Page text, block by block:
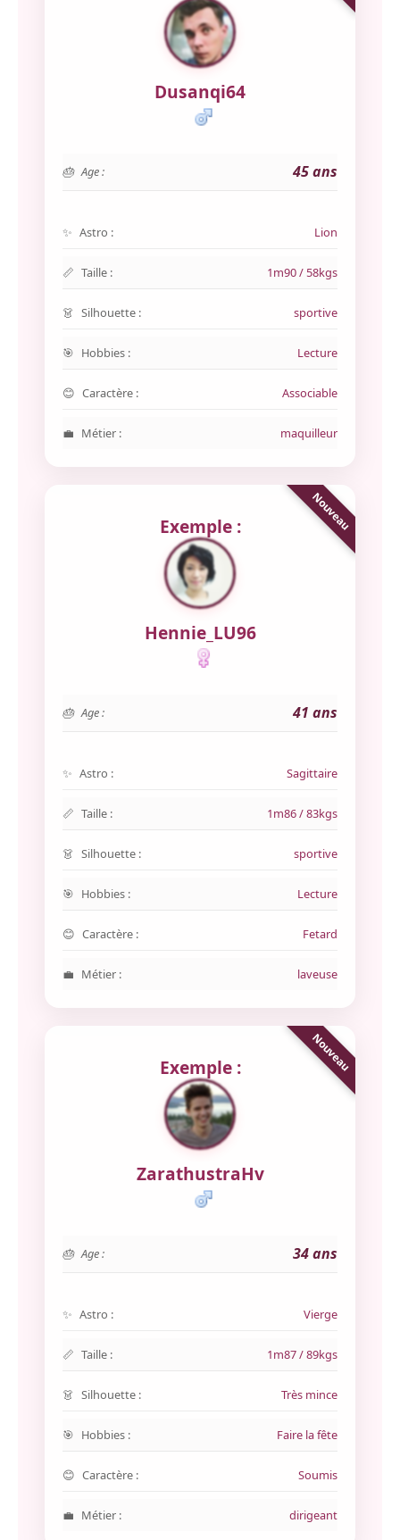
Dusanqi64
Age : 45 ans
Astro : Lion
Taille : 1m90 / 58kgs
Silhouette : sportive
Hobbies : Lecture
Caractère : Associable
Métier : maquilleur
Exemple :
Hennie_LU96
Age : 41 ans
Astro : Sagittaire
Taille : 1m86 / 83kgs
Silhouette : sportive
Hobbies : Lecture
Caractère : Fetard
Métier : laveuse
Exemple :
ZarathustraHv
Age : 34 ans
Astro : Vierge
Taille : 1m87 / 89kgs
Silhouette : Très mince
Hobbies : Faire la fête
Caractère : Soumis
Métier : dirigeant